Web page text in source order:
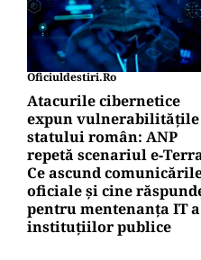
Oficiuldestiri.ro
Atacurile cibernetice
expun vulnerabilitățile
statului român: ANP
repetă scenariul
Ce ascund
oficiale și cine
pentru mentenanța IT a
instituțiilor publice